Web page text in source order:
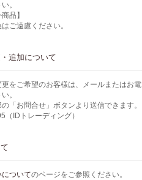
。
品】
ご遠慮ください。
追加について
をご希望のお客様は、メールまたはお電
。
「お問合せ」ボタンより送信できます。
IDトレーディング）
ついてのページをご参照ください。